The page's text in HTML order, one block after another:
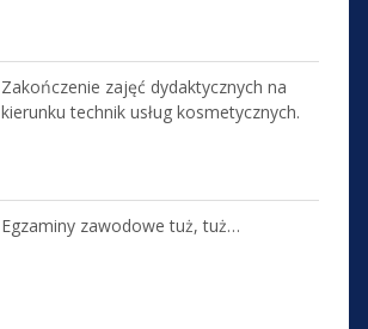
Zakończenie zajęć dydaktycznych na
kierunku technik usług kosmetycznych.
Egzaminy zawodowe tuż, tuż…